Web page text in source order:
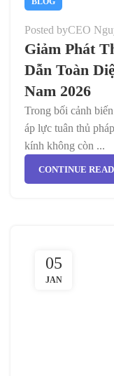
Posted byCEO
Giảm Phát
Dẫn Toàn
Nam 2026
Trong bối cảnh
áp lực tuân thủ
kính không còn ...
CONTINUE
05
JAN